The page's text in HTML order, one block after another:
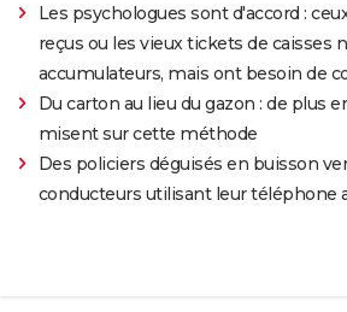
Les psychologues sont d'accord :
reçus ou les vieux tickets de caisses
accumulateurs, mais ont besoin de
Du carton au lieu du gazon : de plus
misent sur cette méthode
Des policiers déguisés en buisson
conducteurs utilisant leur téléphone